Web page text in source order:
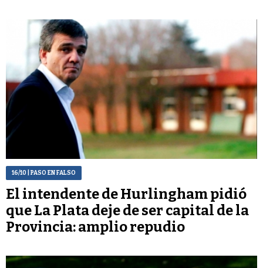
16/10 | PASO EN FALSO
El intendente de Hurlingham pidió
que La Plata deje de ser capital de la
Provincia: amplio repudio